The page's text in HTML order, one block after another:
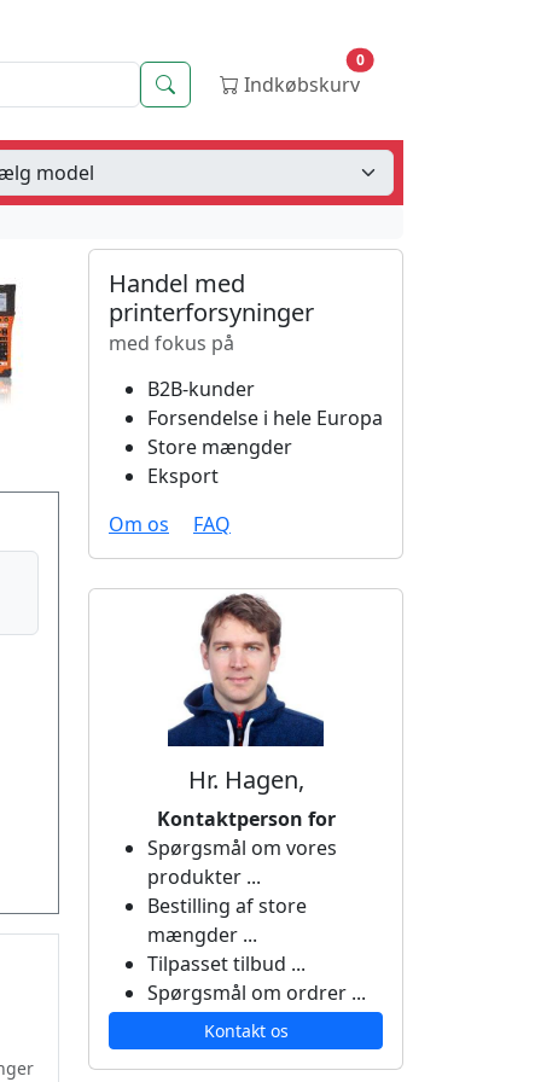
Indkøbskurv
0
Handel med
printerforsyninger
med fokus på
B2B-kunder
Forsendelse i hele Europa
Store mængder
Eksport
Om os
FAQ
Hr. Hagen,
Kontaktperson for
Spørgsmål om vores
produkter ...
Bestilling af store
mængder ...
Tilpasset tilbud ...
Spørgsmål om ordrer ...
Kontakt os